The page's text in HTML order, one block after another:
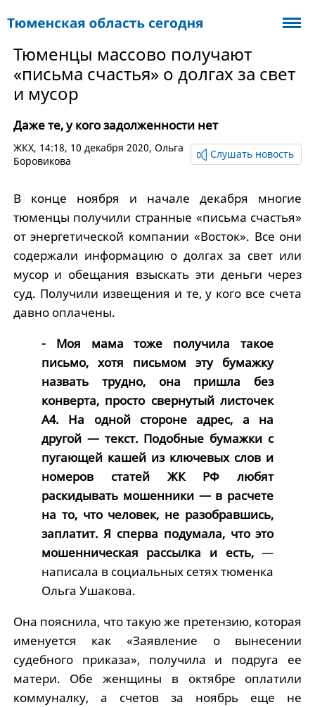
Тюменцы массово получают
«письма счастья» о долгах за свет
и мусор
Даже те, у кого задолженности нет
ЖКХ, 14:18, 10 декабря 2020, Ольга
Боровикова
Слушать новость
В конце ноября и начале декабря многие
тюменцы получили странные «письма счастья»
от энергетической компании «Восток». Все они
содержали информацию о долгах за свет или
мусор и обещания взыскать эти деньги через
суд. Получили извещения и те, у кого все счета
давно оплачены.
- Моя мама тоже получила такое
письмо, хотя письмом эту бумажку
назвать трудно, она пришла без
конверта, просто свернутый листочек
А4. На одной стороне адрес, а на
другой — текст. Подобные бумажки с
пугающей кашей из ключевых слов и
номеров статей ЖК РФ любят
раскидывать мошенники — в расчете
на то, что человек, не разобравшись,
заплатит. Я сперва подумала, что это
мошенническая рассылка и есть,—
написала в социальных сетях тюменка
Ольга Ушакова.
Она пояснила, что такую же претензию, которая
именуется как «Заявление о вынесении
судебного приказа», получила и подруга ее
матери. Обе женщины в октябре оплатили
коммуналку, а счетов за ноябрь еще не